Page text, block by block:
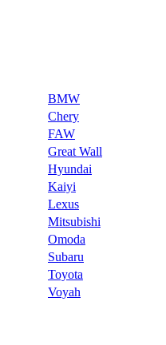
BMW
Chery
FAW
Great Wall
Hyundai
Kaiyi
Lexus
Mitsubishi
Omoda
Subaru
Toyota
Voyah